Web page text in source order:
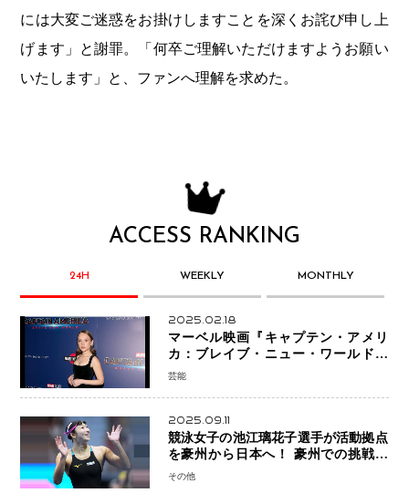
には大変ご迷惑をお掛けしますことを深くお詫び申し上
げます」と謝罪。「何卒ご理解いただけますようお願い
いたします」と、ファンへ理解を求めた。
ACCESS RANKING
24H WEEKLY MONTHLY
2025.02.18
マーベル映画『キャプテン・アメリ
カ：ブレイブ・ニュー・ワールド』
新ブラック・ウィドウ役のシラ・ハー
芸能
2025.09.11
競泳女子の池江璃花子選手が活動拠点
を豪州から日本へ！ 豪州での挑戦を
糧に、28年ロサンゼルス五輪へ再始動
その他